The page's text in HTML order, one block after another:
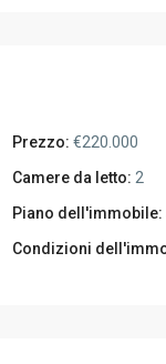
Prezzo: €220.000
Camere da letto: 2
Piano dell'immobile:
Condizioni